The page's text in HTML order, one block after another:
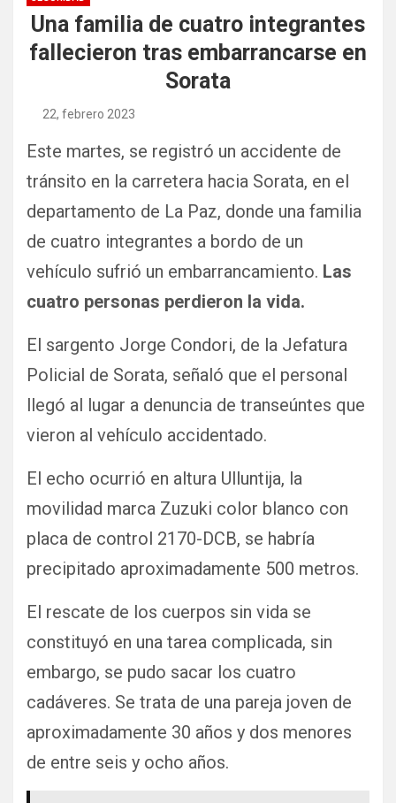
Una familia de cuatro integrantes
fallecieron tras embarrancarse en
Sorata
22, febrero 2023
Este martes, se registró un accidente de
tránsito en la carretera hacia Sorata, en el
departamento de La Paz, donde una familia
de cuatro integrantes a bordo de un
vehículo sufrió un embarrancamiento. Las
cuatro personas perdieron la vida.
El sargento Jorge Condori, de la Jefatura
Policial de Sorata, señaló que el personal
llegó al lugar a denuncia de transeúntes que
vieron al vehículo accidentado.
El echo ocurrió en altura Ulluntija, la
movilidad marca Zuzuki color blanco con
placa de control 2170-DCB, se habría
precipitado aproximadamente 500 metros.
El rescate de los cuerpos sin vida se
constituyó en una tarea complicada, sin
embargo, se pudo sacar los cuatro
cadáveres. Se trata de una pareja joven de
aproximadamente 30 años y dos menores
de entre seis y ocho años.